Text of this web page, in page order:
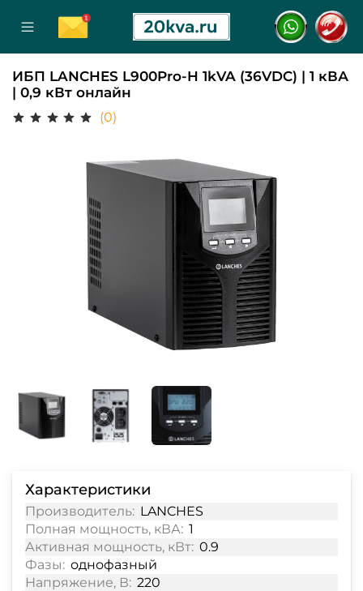
ИБП LANCHES L900Pro-H 1kVA (36VDC) | 1 кВА
| 0,9 кВт онлайн
(0)
Характеристики
Производитель: LANCHES
Полная мощность, кВА: 1
Активная мощность, кВт: 0.9
Фазы: однофазный
Напряжение, В: 220